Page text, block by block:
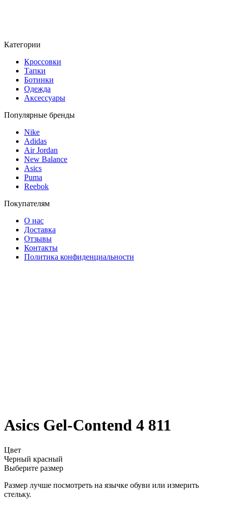
Категории
Кроссовки
Тапки
Ботинки
Одежда
Аксессуары
Популярные бренды
Nike
Adidas
Air Jordan
New Balance
Asics
Puma
Reebok
Покупателям
О нас
Доставка
Отзывы
Контакты
Политика конфиденциальности
Asics Gel-Contend 4 811
Цвет
Черный красный
Выберите размер
Размер лучше посмотреть на язычке обуви или измерить
стельку.